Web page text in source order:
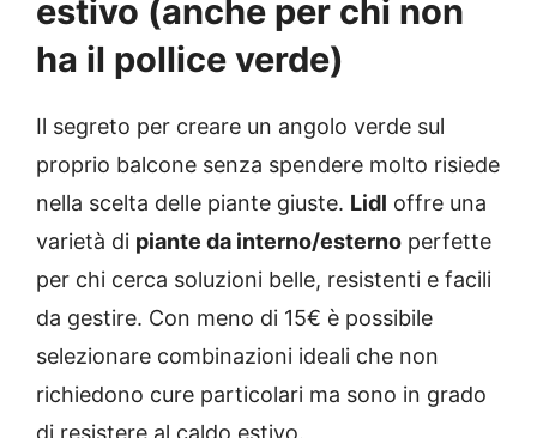
estivo (anche per chi non
ha il pollice verde)
Il segreto per creare un angolo verde sul
proprio balcone senza spendere molto risiede
nella scelta delle piante giuste. Lidl offre una
varietà di piante da interno/esterno perfette
per chi cerca soluzioni belle, resistenti e facili
da gestire. Con meno di 15€ è possibile
selezionare combinazioni ideali che non
richiedono cure particolari ma sono in grado